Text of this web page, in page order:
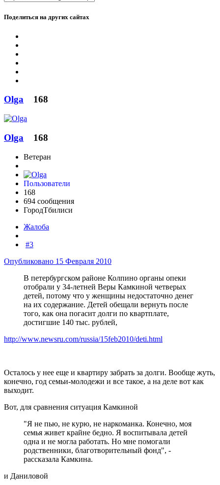
Поделиться на других сайтах
Olga 168
Olga 168
Ветеран
Пользователи
168
694 сообщения
ГородТбилиси
Жалоба
#3
Опубликовано 15 Февраля 2010
В петербургском районе Колпино органы опеки
отобрали у 34-летней Веры Камкиной четверых
детей, потому что у женщины недостаточно денег
на их содержание. Детей обещали вернуть после
того, как она погасит долги по квартплате,
достигшие 140 тыс. рублей,
http://www.newsru.com/russia/15feb2010/deti.html
Осталось у нее еще и квартиру забрать за долги. Вообще жуть,
конечно, год семьи-молодежи и все такое, а на деле вот как
выходит.
Вот, для сравнения ситуация Камкиной
"Я не пью, не курю, не наркоманка. Конечно, моя
семья живет крайне бедно. Я воспитывала детей
одна и не могла работать. Но мне помогали
родственники, благотворительный фонд", -
рассказала Камкина.
и Даниловой